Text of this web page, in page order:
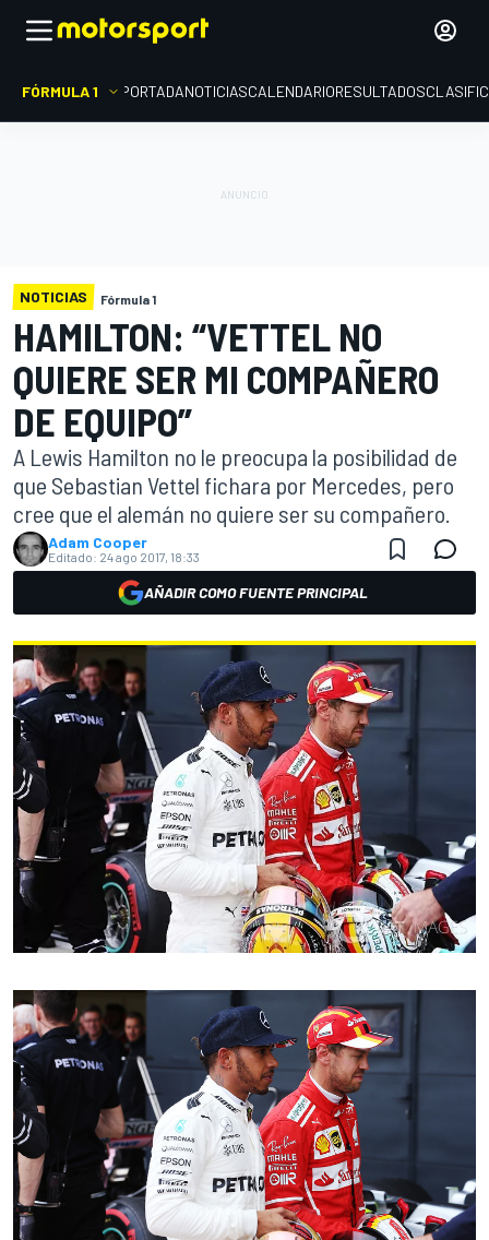
FÓRMULA 1 PORTADANOTICIASCALENDARIORESULTADOS
NOTICIAS Fórmula 1
HAMILTON: “VETTEL NO
QUIERE SER MI COMPAÑERO
DE EQUIPO”
A Lewis Hamilton no le preocupa la posibilidad de
que Sebastian Vettel fichara por Mercedes, pero
cree que el alemán no quiere ser su compañero.
Adam Cooper
Editado: 24 ago 2017, 18:33
AÑADIR COMO FUENTE PRINCIPAL